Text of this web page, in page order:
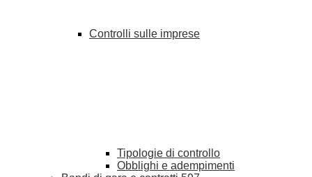
Controlli sulle imprese
Tipologie di controllo
Obblighi e adempimenti